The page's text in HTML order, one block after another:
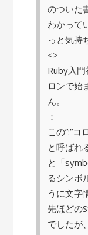
のついた
わかって
っと気持
<>
Ruby入門
ロンで始
ん。
：
この”:”コ
と呼ばれ
と「
るシンボ
うに文字
先ほどの
でしたが